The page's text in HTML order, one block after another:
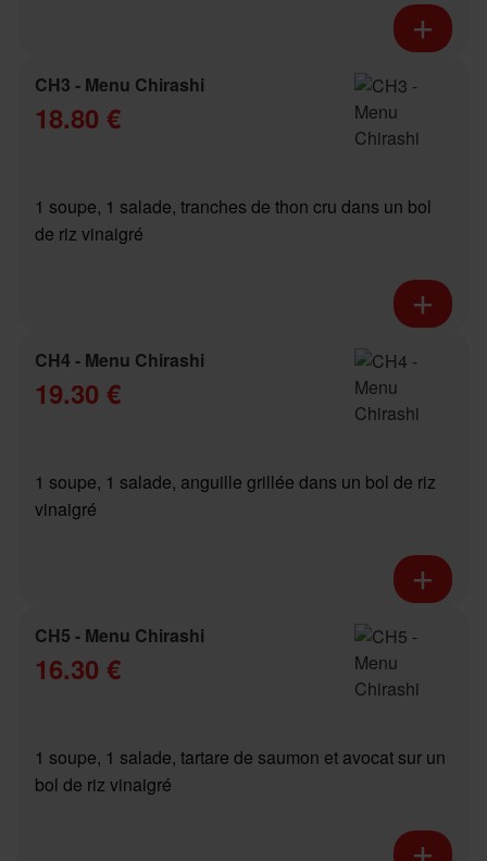
CH3 - Menu Chirashi
18.80 €
1 soupe, 1 salade, tranches de thon cru dans un bol
de riz vinaigré
CH4 - Menu Chirashi
19.30 €
1 soupe, 1 salade, anguille grillée dans un bol de riz
vinaigré
CH5 - Menu Chirashi
16.30 €
1 soupe, 1 salade, tartare de saumon et avocat sur un
bol de riz vinaigré